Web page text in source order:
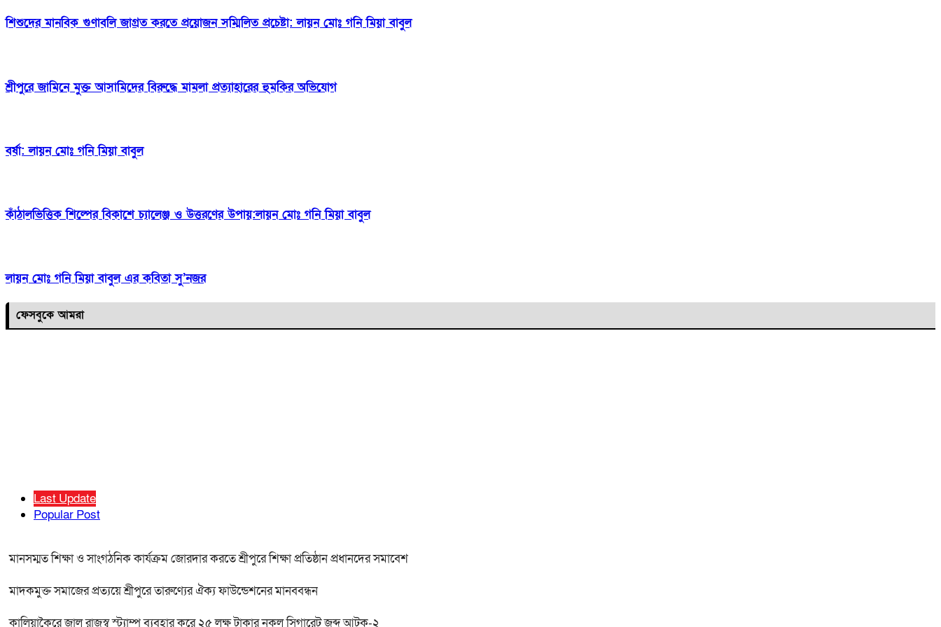
শিশুদের মানবিক গুণাবলি জাগ্রত করতে প্রয়োজন সম্মিলিত প্রচেষ্টা: লায়ন মোঃ গনি মিয়া বাবুল
শ্রীপুরে জামিনে মুক্ত আসামিদের বিরুদ্ধে মামলা প্রত্যাহারের হুমকির অভিযোগ
বর্ষা: লায়ন মোঃ গনি মিয়া বাবুল
কাঁঠালভিত্তিক শিল্পের বিকাশে চ্যালেঞ্জ ও উত্তরণের উপায়:লায়ন মোঃ গনি মিয়া বাবুল
লায়ন মোঃ গনি মিয়া বাবুল এর কবিতা সু’নজর
ফেসবুকে আমরা
Last Update
Popular Post
মানসম্মত শিক্ষা ও সাংগঠনিক কার্যক্রম জোরদার করতে শ্রীপুরে শিক্ষা প্রতিষ্ঠান প্রধানদের সমাবেশ
মাদকমুক্ত সমাজের প্রত্যয়ে শ্রীপুরে তারুণ্যের ঐক্য ফাউন্ডেশনের মানববন্ধন
কালিয়াকৈরে জাল রাজস্ব স্ট্যাম্প ব্যবহার করে ২৫ লক্ষ টাকার নকল সিগারেট জব্দ আটক-২